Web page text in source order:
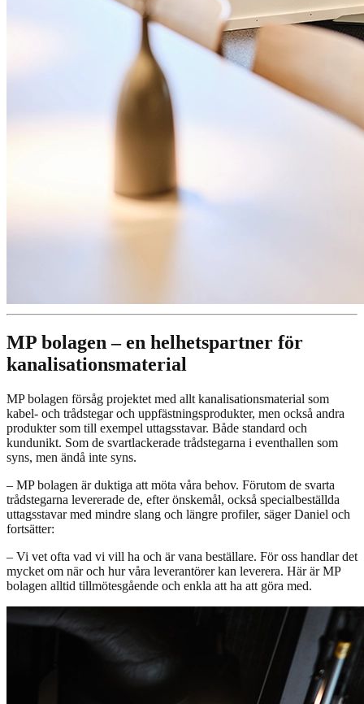
MP bolagen – en helhetspartner för
kanalisationsmaterial
MP bolagen försåg projektet med allt kanalisationsmaterial som
kabel- och trådstegar och uppfästningsprodukter, men också andra
produkter som till exempel uttagsstavar. Både standard och
kundunikt. Som de svartlackerade trådstegarna i eventhallen som
syns, men ändå inte syns.
– MP bolagen är duktiga att möta våra behov. Förutom de svarta
trådstegarna levererade de, efter önskemål, också specialbeställda
uttagsstavar med mindre slang och längre profiler, säger Daniel och
fortsätter:
– Vi vet ofta vad vi vill ha och är vana beställare. För oss handlar det
mycket om när och hur våra leverantörer kan leverera. Här är MP
bolagen alltid tillmötesgående och enkla att ha att göra med.